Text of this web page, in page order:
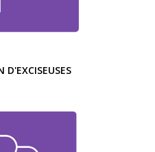
D'EXCISEUSES